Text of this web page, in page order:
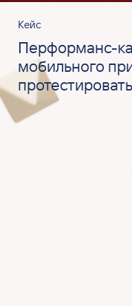
Кейс
Перформанс-
мобильного